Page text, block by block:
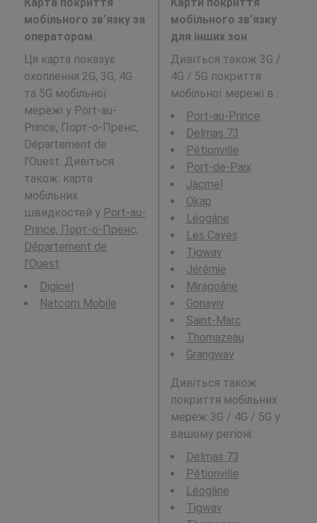
Карта покриття
мобільного зв’язку за
оператором
Ця карта показує
охоплення 2G, 3G, 4G
та 5G мобільної
мережі у Port-au-
Prince, Порт-о-Пренс,
Département de
l'Ouest. Дивіться
також: карта
мобільних
швидкостей у Port-au-
Prince, Порт-о-Пренс,
Département de
l'Ouest.
Digicel
Natcom Mobile
Карти покриття
мобільного зв’язку
для інших зон
Дивіться також 3G /
4G / 5G покриття
мобільної мережі в :
Port-au-Prince
Delmas 73
Pétionville
Port-de-Paix
Jacmel
Okap
Léogâne
Les Cayes
Tigwav
Jérémie
Miragoâne
Gonayiv
Saint-Marc
Thomazeau
Grangwav
Дивіться також
покриття мобільних
мереж 3G / 4G / 5G у
вашому регіоні:
Delmas 73
Pétionville
Léogâne
Tigwav